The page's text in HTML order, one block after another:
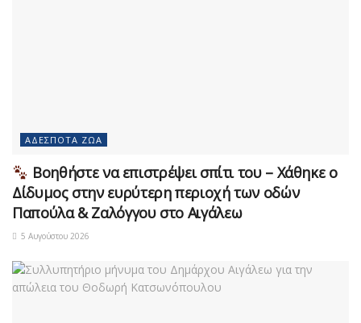
ΑΔΈΣΠΟΤΑ ΖΏΑ
Βοηθήστε να επιστρέψει σπίτι του – Χάθηκε ο
Δίδυμος στην ευρύτερη περιοχή των οδών
Παπούλα & Ζαλόγγου στο Αιγάλεω
5 Αυγούστου 2026